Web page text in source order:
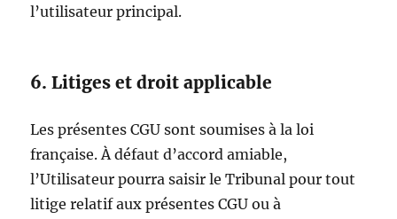
l’utilisateur principal.
6. Litiges et droit applicable
Les présentes CGU sont soumises à la loi
française. À défaut d’accord amiable,
l’Utilisateur pourra saisir le Tribunal pour tout
litige relatif aux présentes CGU ou à